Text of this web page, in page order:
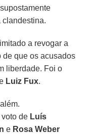
clandestina.
a revogar a
de que os acusados
liberdade. Foi o
Luiz Fux.
de Luís
e Rosa Weber